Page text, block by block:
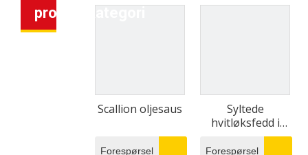
produktkategori
Scallion oljesaus
Forespørsel
Syltede
hvitløksfedd i
naturell
Forespørsel